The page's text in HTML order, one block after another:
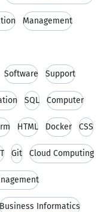
Management
Software Support
SQL Computer
HTML Docker CSS
Git Cloud Computing
Business Informatics